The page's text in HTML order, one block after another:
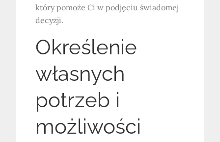
który pomoże Ci w podjęciu świadomej
decyzji.
Określenie
własnych
potrzeb i
możliwości